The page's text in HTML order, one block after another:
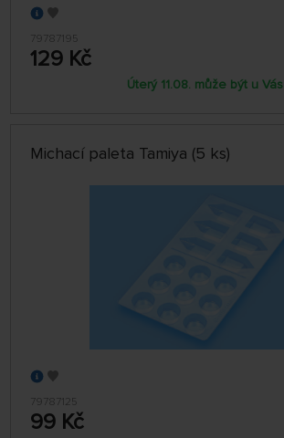
79787195
129 Kč
Úterý 11.08. může být u Vás
Michací paleta Tamiya (5 ks)
79787125
99 Kč